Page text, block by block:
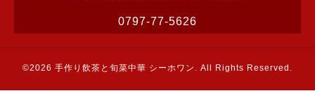
0797-77-5626
©2026 手作り飲茶と旬菜中華 シーホワン . All Rights Reserved.